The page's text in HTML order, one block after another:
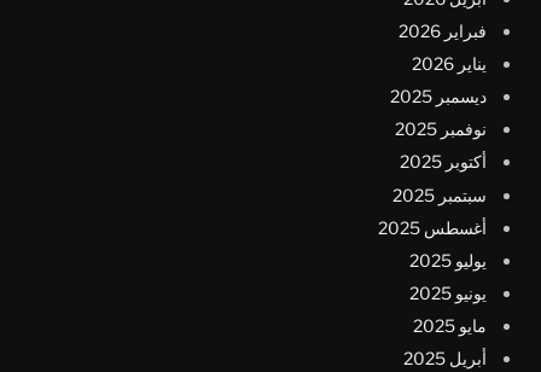
فبراير 2026
يناير 2026
ديسمبر 2025
نوفمبر 2025
أكتوبر 2025
سبتمبر 2025
أغسطس 2025
يوليو 2025
يونيو 2025
مايو 2025
أبريل 2025